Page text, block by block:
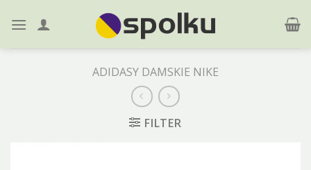
ADIDASY DAMSKIE NIKE
FILTER